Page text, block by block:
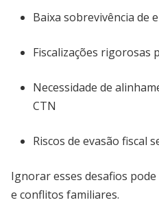
Baixa sobrevivência de
Fiscalizações
Necessidade de
CTN
Riscos de evasão fiscal
Ignorar esses desafios
e conflitos familiares.